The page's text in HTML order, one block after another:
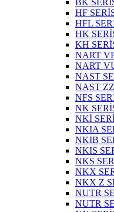
BK
HF
HFL
HK
KH
NART
NART
NAST
NAST
NFS
NK
NKİ
NKIA
NKIB
NKIS
NKS
NKX
NKX Z
NUTR
NUTR